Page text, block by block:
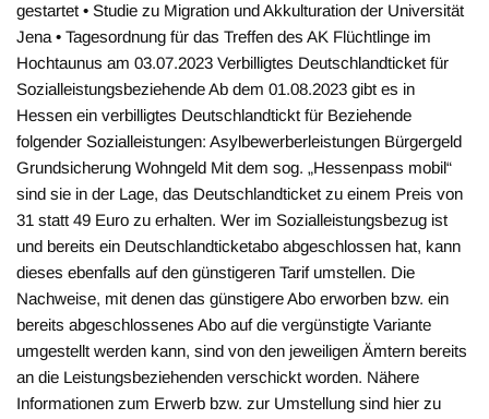
gestartet • Studie zu Migration und Akkulturation der Universität
Jena • Tagesordnung für das Treffen des AK Flüchtlinge im
Hochtaunus am 03.07.2023 Verbilligtes Deutschlandticket für
Sozialleistungsbeziehende Ab dem 01.08.2023 gibt es in
Hessen ein verbilligtes Deutschlandtickt für Beziehende
folgender Sozialleistungen: Asylbewerberleistungen Bürgergeld
Grundsicherung Wohngeld Mit dem sog. „Hessenpass mobil“
sind sie in der Lage, das Deutschlandticket zu einem Preis von
31 statt 49 Euro zu erhalten. Wer im Sozialleistungsbezug ist
und bereits ein Deutschlandticketabo abgeschlossen hat, kann
dieses ebenfalls auf den günstigeren Tarif umstellen. Die
Nachweise, mit denen das günstigere Abo erworben bzw. ein
bereits abgeschlossenes Abo auf die vergünstigte Variante
umgestellt werden kann, sind von den jeweiligen Ämtern bereits
an die Leistungsbeziehenden verschickt worden. Nähere
Informationen zum Erwerb bzw. zur Umstellung sind hier zu